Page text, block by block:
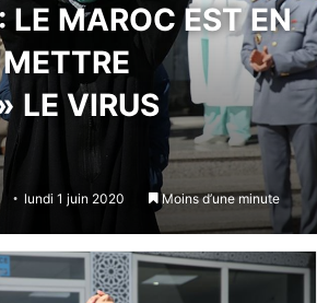
MAROC EST EN
LE VIRUS
lundi 1 juin 2020 Moins d’une minute